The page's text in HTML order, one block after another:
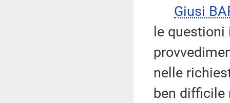
Giusi
le
nelle
ben difficile